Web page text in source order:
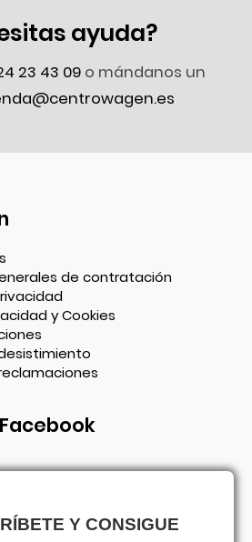
ayuda?
23 43 09o mándanos un
de contratación
y Cookies
Y CONSIGUE